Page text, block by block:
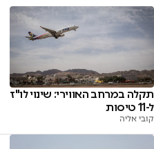
תקלה במרחב האווירי: שינוי לו"ז
ל-11 טיסות
קובי אליה